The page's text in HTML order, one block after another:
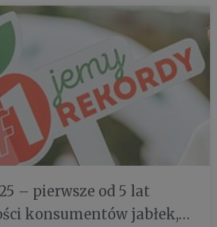
– pierwsze od 5 lat
konsumentów jabłek,